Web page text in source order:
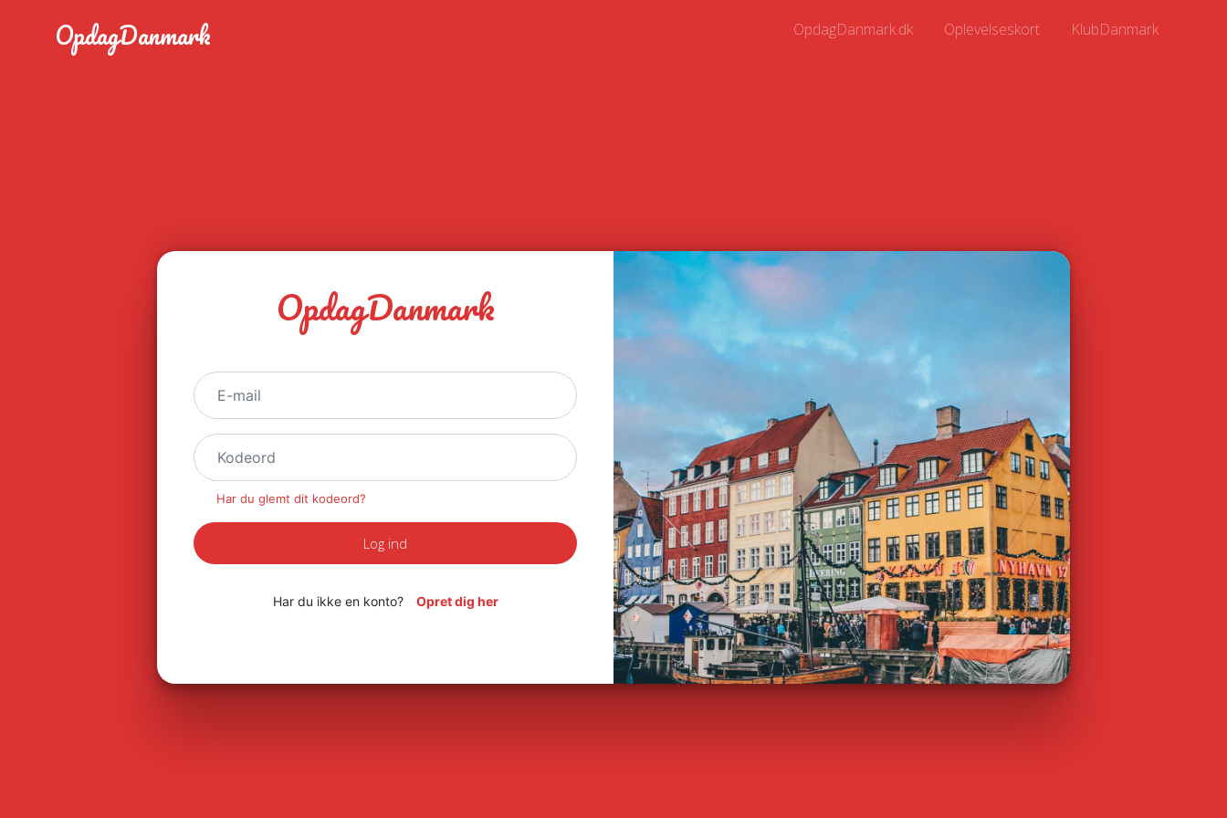
OpdagDanmark OpdagDanmark.dk Oplevelseskort KlubDanmark
OpdagDanmark
Har du glemt dit kodeord?
Log ind
Har du ikke en konto? Opret dig her